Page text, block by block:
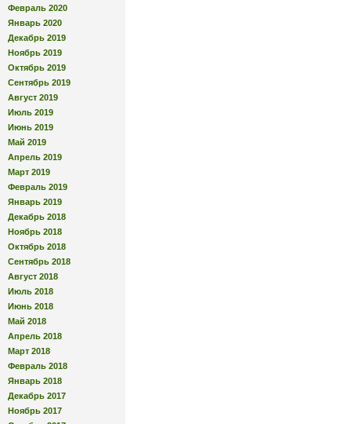
Февраль 2020
Январь 2020
Декабрь 2019
Ноябрь 2019
Октябрь 2019
Сентябрь 2019
Август 2019
Июль 2019
Июнь 2019
Май 2019
Апрель 2019
Март 2019
Февраль 2019
Январь 2019
Декабрь 2018
Ноябрь 2018
Октябрь 2018
Сентябрь 2018
Август 2018
Июль 2018
Июнь 2018
Май 2018
Апрель 2018
Март 2018
Февраль 2018
Январь 2018
Декабрь 2017
Ноябрь 2017